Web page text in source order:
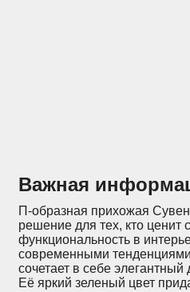
Важная
П-образная прихожая
решение для тех, кто ценит
функциональность в
современными
сочетает в себе элегантный
Её яркий зеленый цвет